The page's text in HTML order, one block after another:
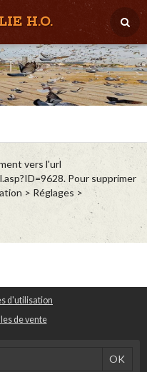
H.O.
vers l'url
Pour supprimer
> Réglages >
d'utilisation
de vente